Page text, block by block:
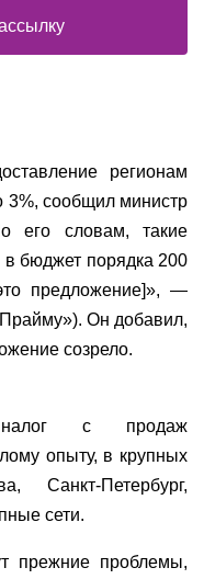
Português
регионам
3%, сообщил министр
его словам, такие
в бюджет порядка 200
предложение]», —
Он добавил,
созрело.
с продаж
опыту, в крупных
Санкт-Петербург,
сети.
прежние проблемы,